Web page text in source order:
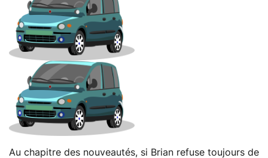
Au chapitre des nouveautés, si Brian refuse toujours de